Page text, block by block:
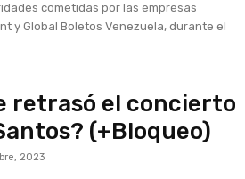
cometidas por las empresas
y Global Boletos Venezuela, durante el
retrasó el concierto
(+Bloqueo)
2023